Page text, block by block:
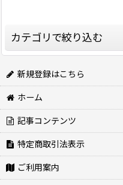
並び順:
カテゴリで絞り込む
リード・首輪・ハーネス (全
【トレポンティ】ハ
【WOLF GANG】首
新規登録はこちら
ホーム
記事コンテンツ
特定商取引法表示
ご利用案内